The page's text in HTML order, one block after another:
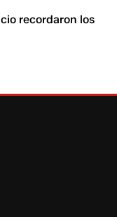
recordaron los